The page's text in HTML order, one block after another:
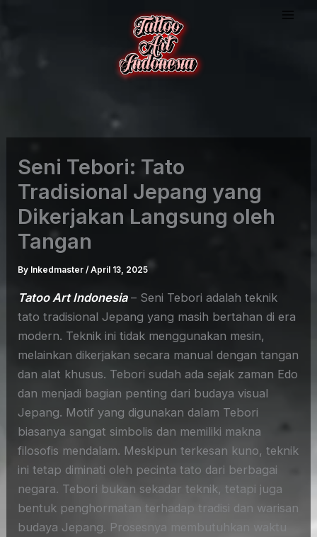
Seni Tebori: Tato
Tradisional Jepang yang
Dikerjakan Langsung oleh
Tangan
By Inkedmaster/April 13, 2025
Tatoo Art Indonesia– Seni Tebori adalah teknik
tato tradisional Jepang yang masih bertahan di era
modern. Teknik ini tidak menggunakan mesin,
melainkan dikerjakan secara manual dengan tangan
dan alat khusus. Tebori sudah ada sejak zaman Edo
dan menjadi bagian penting dari budaya visual
Jepang. Motif yang digunakan dalam Tebori
biasanya sangat simbolis dan memiliki makna
filosofis mendalam. Meskipun terkesan kuno, teknik
ini tetap diminati oleh pecinta tato dari berbagai
negara. Tebori bukan sekadar teknik, tetapi juga
bentuk penghormatan terhadap tradisi dan warisan
budaya Jepang. Prosesnya membutuhkan waktu